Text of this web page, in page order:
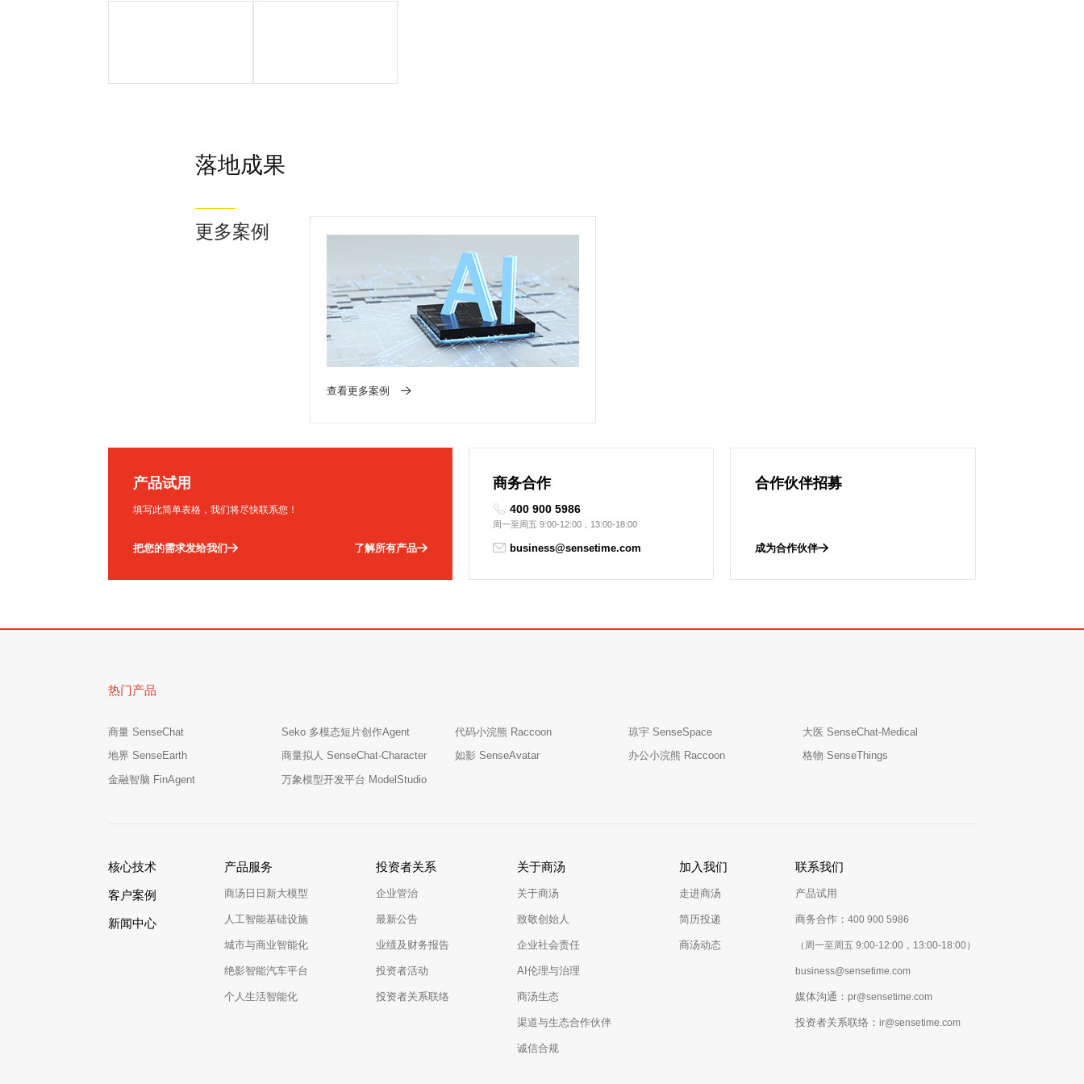
落地成果
更多案例
查看更多案例
产品试用
填写此简单表格，我们将尽快联系您！
把您的需求发给我们 了解所有产品
商务合作
400 900 5986
周一至周五 9:00-12:00，13:00-18:00
business@sensetime.com
合作伙伴招募
成为合作伙伴
热门产品
商量 SenseChat Seko 多模态短片创作Agent 代码小浣熊 Raccoon 琼宇 SenseSpace
大医 SenseChat-Medical
地界 SenseEarth
商量拟人 SenseChat-Character 如影 SenseAvatar 办公小浣熊 Raccoon
格物 SenseThings
金融智脑 FinAgent
万象模型开发平台 ModelStudio
核心技术
客户案例
新闻中心
产品服务
商汤日日新大模型
人工智能基础设施
城市与商业智能化
绝影智能汽车平台
个人生活智能化
投资者关系
企业管治
最新公告
业绩及财务报告
投资者活动
投资者关系联络
关于商汤
关于商汤
致敬创始人
企业社会责任
AI伦理与治理
商汤生态
渠道与生态合作伙伴
诚信合规
加入我们
走进商汤
简历投递
商汤动态
联系我们
产品试用
商务合作： 400 900 5986
（周一至周五 9:00-12:00，13:00-18:00）
business@sensetime.com
媒体沟通： pr@sensetime.com
投资者关系联络： ir@sensetime.com